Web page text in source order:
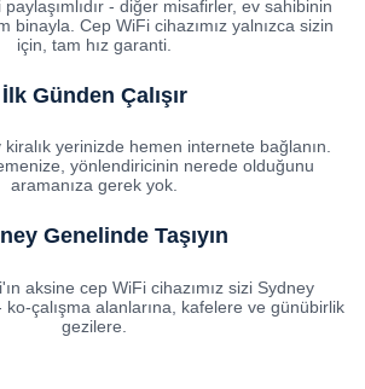
- diğer misafirler, ev sahibinin
binayla. Cep WiFi cihazımız yalnızca sizin
için, tam hız garanti.
İlk Günden Çalışır
kiralık yerinizde hemen internete bağlanın.
yönlendiricinin nerede olduğunu
aramanıza gerek yok.
Genelinde Taşıyın
aksine cep WiFi cihazımız sizi Sydney
çalışma alanlarına, kafelere ve günübirlik
gezilere.